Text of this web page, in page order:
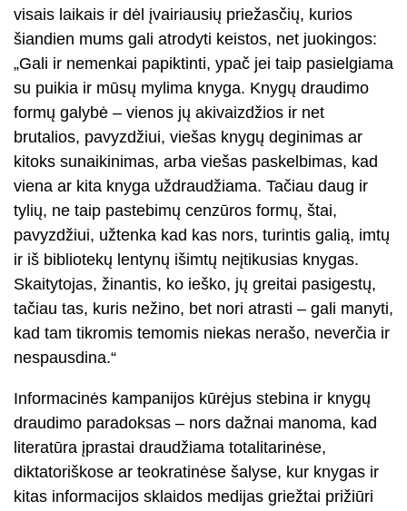
visais laikais ir dėl įvairiausių priežasčių, kurios
šiandien mums gali atrodyti keistos, net juokingos:
„Gali ir nemenkai papiktinti, ypač jei taip pasielgiama
su puikia ir mūsų mylima knyga. Knygų draudimo
formų galybė – vienos jų akivaizdžios ir net
brutalios, pavyzdžiui, viešas knygų deginimas ar
kitoks sunaikinimas, arba viešas paskelbimas, kad
viena ar kita knyga uždraudžiama. Tačiau daug ir
tylių, ne taip pastebimų cenzūros formų, štai,
pavyzdžiui, užtenka kad kas nors, turintis galią, imtų
ir iš bibliotekų lentynų išimtų neįtikusias knygas.
Skaitytojas, žinantis, ko ieško, jų greitai pasigestų,
tačiau tas, kuris nežino, bet nori atrasti – gali manyti,
kad tam tikromis temomis niekas nerašo, neverčia ir
nespausdina.“
Informacinės kampanijos kūrėjus stebina ir knygų
draudimo paradoksas – nors dažnai manoma, kad
literatūra įprastai draudžiama totalitarinėse,
diktatoriškose ar teokratinėse šalyse, kur knygas ir
kitas informacijos sklaidos medijas griežtai prižiūri